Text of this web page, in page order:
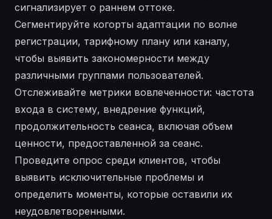
сигнализирует о раннем оттоке.
Сегментируйте когорты адаптации по волне
регистрации, тарифному плану или каналу,
чтобы выявить закономерности между
различными группами пользователей.
Отслеживайте метрики вовлеченности: частота
входа в систему, внедрение функций,
продолжительность сеанса, включая объем
ценности, предоставленной за сеанс.
Проведите опрос среди клиентов, чтобы
выявить исключительные проблемы и
определить моменты, которые оставили их
неудовлетворенными.